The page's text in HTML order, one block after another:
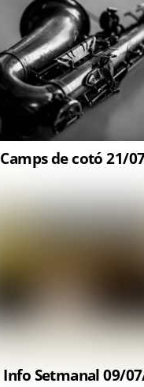
Camps de cotó 21/
Info Setmanal 09/